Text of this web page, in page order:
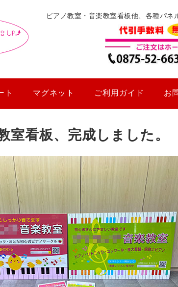
ピアノ教室・音楽教室看板他、各種パ
ト マグネット ご利用ガイド お
室看板、完成しました。